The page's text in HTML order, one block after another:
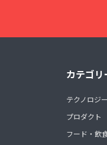
カテゴリ
テクノロジ
プロダクト
フード・飲